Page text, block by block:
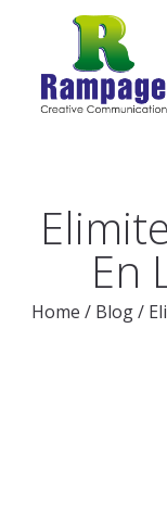
En
Home / Blog/